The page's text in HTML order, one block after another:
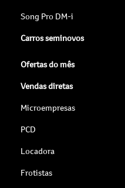
Song Pro DM-i
Carros seminovos
Ofertas do mês
Vendas diretas
Microempresas
PCD
Locadora
Frotistas